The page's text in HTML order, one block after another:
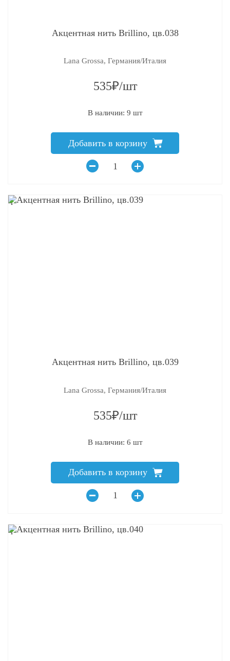
Акцентная нить Brillino, цв.038
Lana Grossa, Германия/Италия
535₽/шт
В наличии: 9 шт
Добавить в корзину
q
Акцентная нить Brillino, цв.039
Lana Grossa, Германия/Италия
535₽/шт
В наличии: 6 шт
Добавить в корзину
q